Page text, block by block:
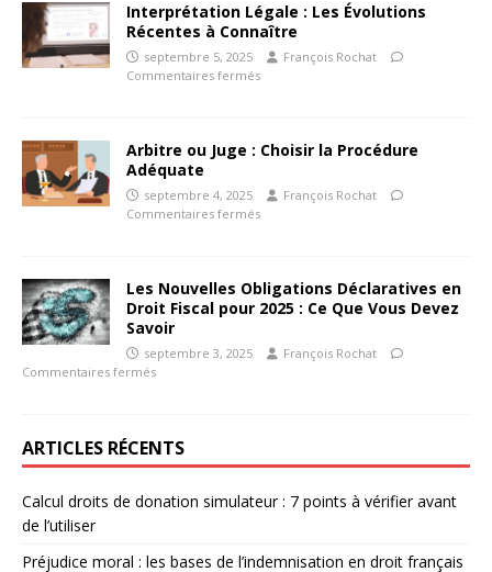
Interprétation Légale : Les Évolutions
Récentes à Connaître
septembre 5, 2025
François Rochat
Commentaires fermés
Arbitre ou Juge : Choisir la Procédure
Adéquate
septembre 4, 2025
François Rochat
Commentaires fermés
Les Nouvelles Obligations Déclaratives en
Droit Fiscal pour 2025 : Ce Que Vous Devez
Savoir
septembre 3, 2025
François Rochat
Commentaires fermés
ARTICLES RÉCENTS
Calcul droits de donation simulateur : 7 points à vérifier avant
de l’utiliser
Préjudice moral : les bases de l’indemnisation en droit français